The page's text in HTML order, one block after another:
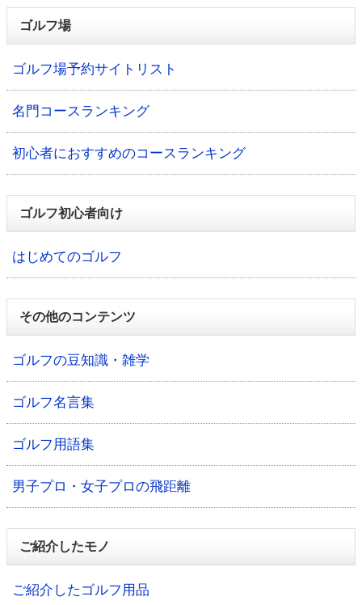
ゴルフ場
ゴルフ場予約サイトリスト
名門コースランキング
初心者におすすめのコースランキング
ゴルフ初心者向け
はじめてのゴルフ
その他のコンテンツ
ゴルフの豆知識・雑学
ゴルフ名言集
ゴルフ用語集
男子プロ・女子プロの飛距離
ご紹介したモノ
ご紹介したゴルフ用品